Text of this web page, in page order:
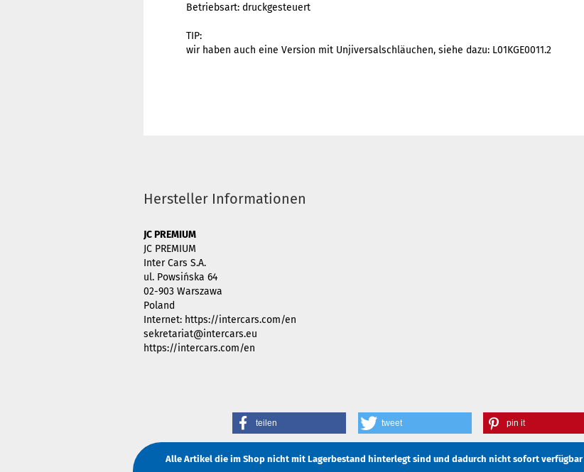
Betriebsart: druckgesteuert
TIP:
wir haben auch eine Version mit Unjiversalschläuchen, siehe dazu: L01KGE0011.2
Hersteller Informationen
JC PREMIUM
JC PREMIUM
Inter Cars S.A.
ul. Powsińska 64
02-903 Warszawa
Poland
Internet: https://intercars.com/en
sekretariat@intercars.eu
https://intercars.com/en
teilen tweet pin it
Alle Artikel die im Shop nicht mit Lagerbestand hinterlegt sind und dadurch nicht sofort verfügbar